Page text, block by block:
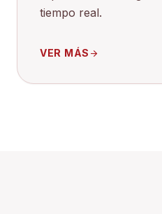
tiempo real.
VER MÁS arrow_forward